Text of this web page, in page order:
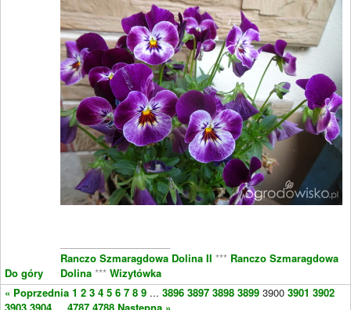
Do góry
Ranczo Szmaragdowa Dolina II *** Ranczo Szmaragdowa
Dolina *** Wizytówka
« Poprzednia 1 2 3 4 5 6 7 8 9 ... 3896 3897 3898 3899 3900 3901 3902